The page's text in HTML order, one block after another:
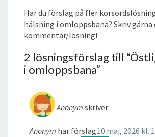
Har du förslag på fler
hälsning i omloppsbana? Skriv gärna
kommentar/lösning!
2 lösningsförslag till “
i omloppsbana”
Anonym skriver:
10 maj, 2026 kl.
Anonym har förslag